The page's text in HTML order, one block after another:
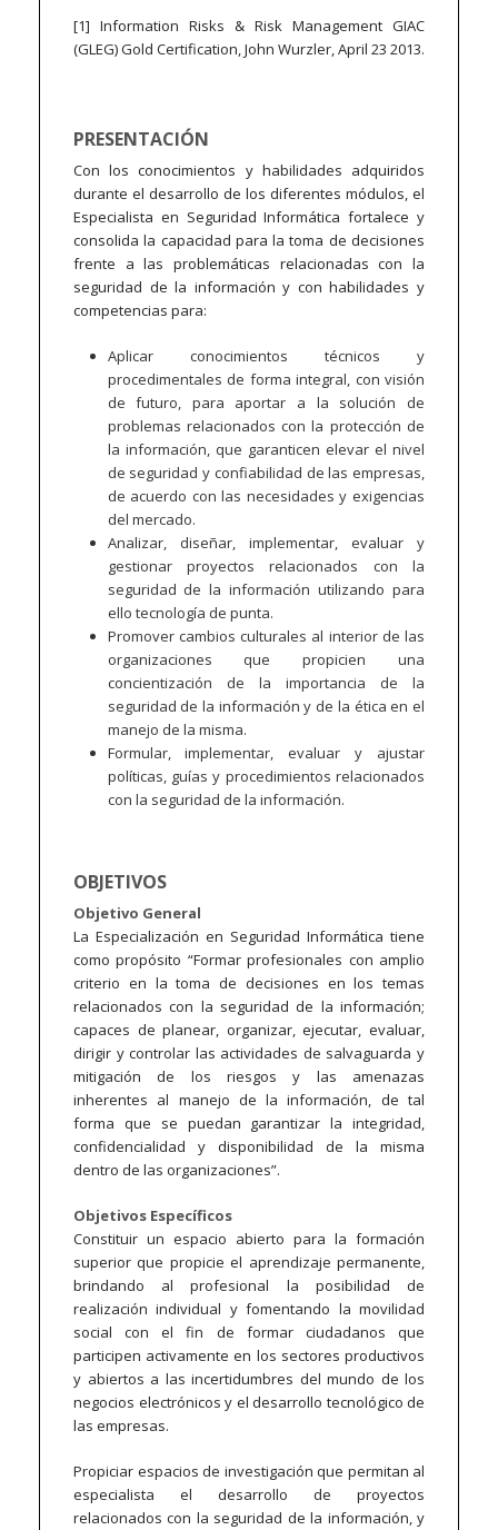
[1] Information Risks & Risk Management GIAC
(GLEG) Gold Certification, John Wurzler, April 23 2013.
PRESENTACIÓN
Con los conocimientos y habilidades adquiridos
durante el desarrollo de los diferentes módulos, el
Especialista en Seguridad Informática fortalece y
consolida la capacidad para la toma de decisiones
frente a las problemáticas relacionadas con la
seguridad de la información y con habilidades y
competencias para:
Aplicar conocimientos técnicos y
procedimentales de forma integral, con visión
de futuro, para aportar a la solución de
problemas relacionados con la protección de
la información, que garanticen elevar el nivel
de seguridad y confiabilidad de las empresas,
de acuerdo con las necesidades y exigencias
del mercado.
Analizar, diseñar, implementar, evaluar y
gestionar proyectos relacionados con la
seguridad de la información utilizando para
ello tecnología de punta.
Promover cambios culturales al interior de las
organizaciones que propicien una
concientización de la importancia de la
seguridad de la información y de la ética en el
manejo de la misma.
Formular, implementar, evaluar y ajustar
políticas, guías y procedimientos relacionados
con la seguridad de la información.
OBJETIVOS
Objetivo General
La Especialización en Seguridad Informática tiene
como propósito “Formar profesionales con amplio
criterio en la toma de decisiones en los temas
relacionados con la seguridad de la información;
capaces de planear, organizar, ejecutar, evaluar,
dirigir y controlar las actividades de salvaguarda y
mitigación de los riesgos y las amenazas
inherentes al manejo de la información, de tal
forma que se puedan garantizar la integridad,
confidencialidad y disponibilidad de la misma
dentro de las organizaciones”.
Objetivos Específicos
Constituir un espacio abierto para la formación
superior que propicie el aprendizaje permanente,
brindando al profesional la posibilidad de
realización individual y fomentando la movilidad
social con el fin de formar ciudadanos que
participen activamente en los sectores productivos
y abiertos a las incertidumbres del mundo de los
negocios electrónicos y el desarrollo tecnológico de
las empresas.
Propiciar espacios de investigación que permitan al
especialista el desarrollo de proyectos
relacionados con la seguridad de la información, y